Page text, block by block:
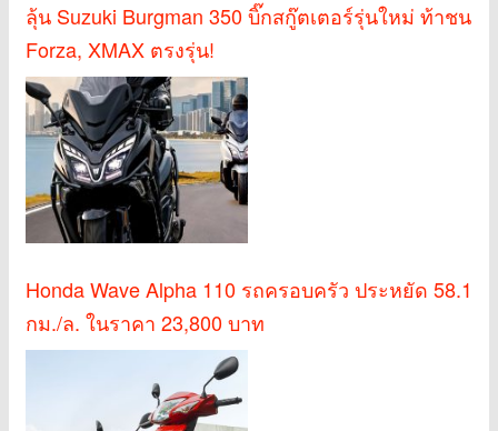
ลุ้น Suzuki Burgman 350 บิ๊กสกู๊ตเตอร์รุ่นใหม่ ท้าชน
Forza, XMAX ตรงรุ่น!
Honda Wave Alpha 110 รถครอบครัว ประหยัด 58.1
กม./ล. ในราคา 23,800 บาท